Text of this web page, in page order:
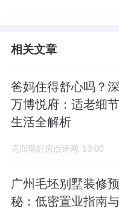
相关文章
爸妈住得舒心吗？
万博悦府：适老细
生活全解析
克而瑞好房点评网 13:00
广州毛坯别墅装修
秘：低密置业指南